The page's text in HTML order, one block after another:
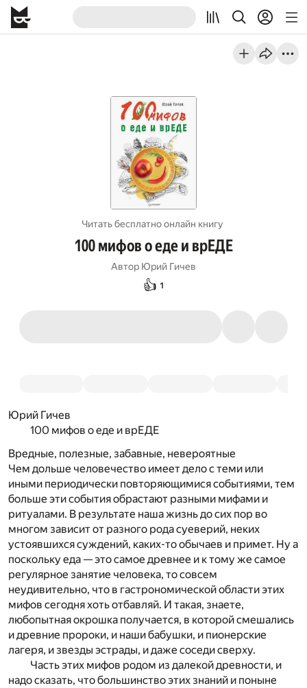
Читать бесплатно онлайн книгу
100 мифов о еде и врЕДЕ
Автор Юрий Гичев
👍 1
Юрий Гичев
100 мифов о еде и врЕДЕ
Вредные, полезные, забавные, невероятные
Чем дольше человечество имеет дело с теми или
иными периодически повторяющимися событиями, тем
больше эти события обрастают разными мифами и
ритуалами. В результате наша жизнь до сих пор во
многом зависит от разного рода суеверий, неких
устоявшихся суждений, каких-то обычаев и примет. Ну а
поскольку еда — это самое древнее и к тому же самое
регулярное занятие человека, то совсем
неудивительно, что в гастрономической области этих
мифов сегодня хоть отбавляй. И такая, знаете,
любопытная окрошка получается, в которой смешались
и древние пророки, и наши бабушки, и пионерские
лагеря, и звезды эстрады, и даже соседи сверху.
Часть этих мифов родом из далекой древности, и
надо сказать, что большинство этих знаний и поныне